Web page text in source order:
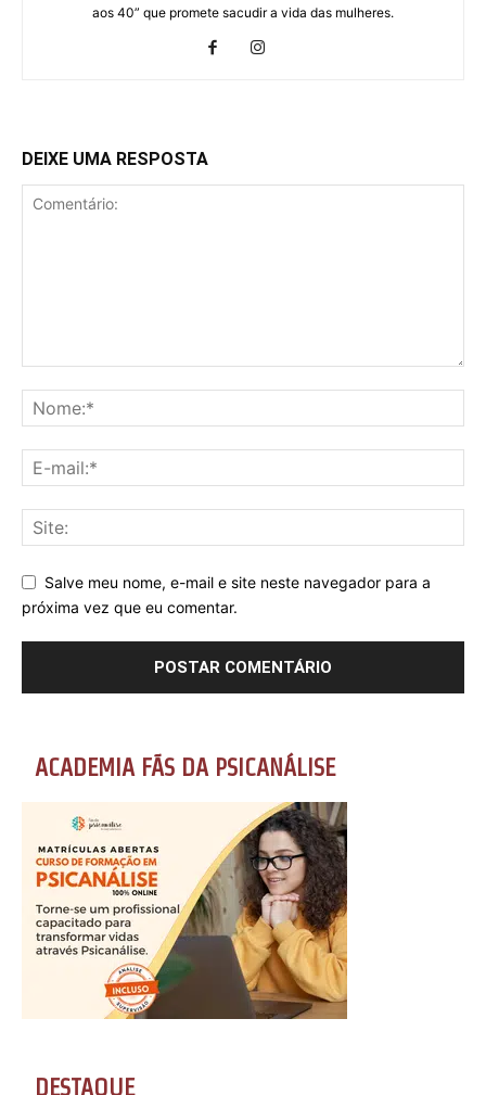
aos 40” que promete sacudir a vida das mulheres.
DEIXE UMA RESPOSTA
Salve meu nome, e-mail e site neste navegador para a
próxima vez que eu comentar.
ACADEMIA FÃS DA PSICANÁLISE
DESTAQUE